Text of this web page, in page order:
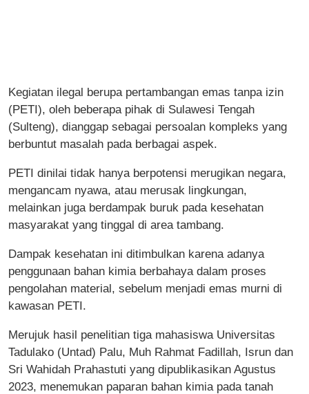
Kegiatan ilegal berupa pertambangan emas tanpa izin
(PETI), oleh beberapa pihak di Sulawesi Tengah
(Sulteng), dianggap sebagai persoalan kompleks yang
berbuntut masalah pada berbagai aspek.
PETI dinilai tidak hanya berpotensi merugikan negara,
mengancam nyawa, atau merusak lingkungan,
melainkan juga berdampak buruk pada kesehatan
masyarakat yang tinggal di area tambang.
Dampak kesehatan ini ditimbulkan karena adanya
penggunaan bahan kimia berbahaya dalam proses
pengolahan material, sebelum menjadi emas murni di
kawasan PETI.
Merujuk hasil penelitian tiga mahasiswa Universitas
Tadulako (Untad) Palu, Muh Rahmat Fadillah, Isrun dan
Sri Wahidah Prahastuti yang dipublikasikan Agustus
2023, menemukan paparan bahan kimia pada tanah